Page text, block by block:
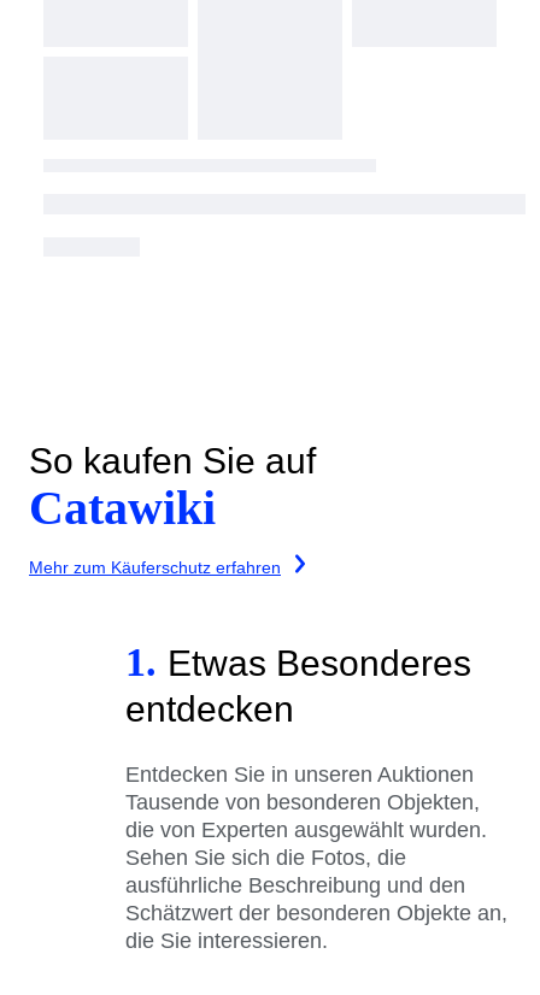
So kaufen Sie auf
Catawiki
Mehr zum Käuferschutz erfahren
1. Etwas Besonderes
entdecken
Entdecken Sie in unseren Auktionen
Tausende von besonderen Objekten,
die von Experten ausgewählt wurden.
Sehen Sie sich die Fotos, die
ausführliche Beschreibung und den
Schätzwert der besonderen Objekte an,
die Sie interessieren.